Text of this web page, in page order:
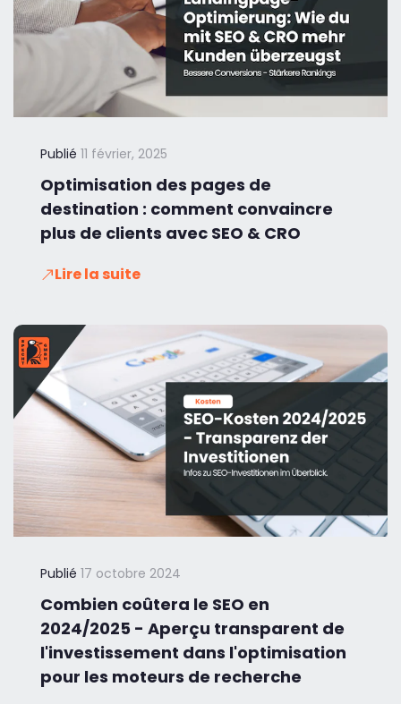
Publié 11 février, 2025
Optimisation des pages de
destination : comment convaincre
plus de clients avec SEO & CRO
Lire la suite
Publié 17 octobre 2024
Combien coûtera le SEO en
2024/2025 - Aperçu transparent de
l'investissement dans l'optimisation
pour les moteurs de recherche